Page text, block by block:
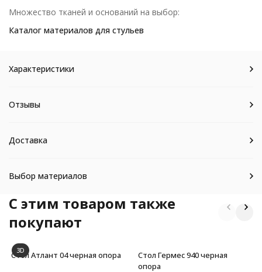
Множество тканей и оснований на выбор:
Каталог материалов для стульев
Характеристики
Отзывы
Доставка
Выбор материалов
C этим товаром также
покупают
3D
Стол Атлант 04 черная опора
Стол Гермес 940 черная
опора